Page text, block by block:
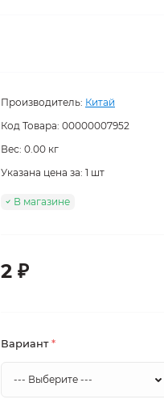
Производитель: Китай
Код Товара: 00000007952
Вес: 0.00 кг
Указана цена за: 1 шт
В магазине
2 ₽
Вариант*